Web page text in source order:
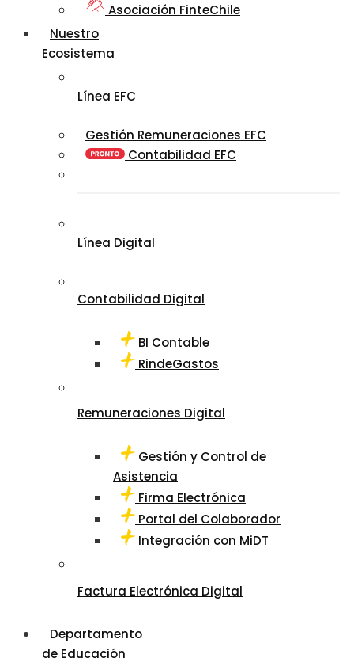
Asociación FinteChile
Nuestro
Ecosistema
Línea EFC
Gestión Remuneraciones EFC
Contabilidad EFC
Línea Digital
Contabilidad Digital
BI Contable
RindeGastos
Remuneraciones Digital
Gestión y Control de
Asistencia
Firma Electrónica
Portal del Colaborador
Integración con MiDT
Factura Electrónica Digital
Departamento
de Educación